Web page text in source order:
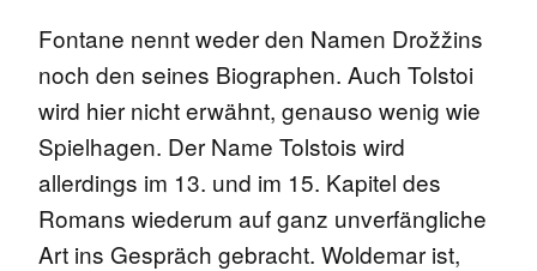
Fontane nennt weder den Namen Drožžins
noch den seines Biographen. Auch Tolstoi
wird hier nicht erwähnt, genauso wenig wie
Spielhagen. Der Name Tolstois wird
allerdings im 13. und im 15. Kapitel des
Romans wiederum auf ganz unverfängliche
Art ins Gespräch gebracht. Woldemar ist,